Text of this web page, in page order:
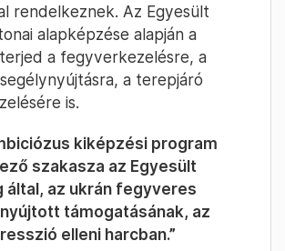
rendelkeznek. Az Egyesült
alapképzése alapján a
a fegyverkezelésre, a
a terepjáró
is.
kiképzési program
szakasza az Egyesült
által, az ukrán fegyveres
támogatásának, az
elleni harcban.”